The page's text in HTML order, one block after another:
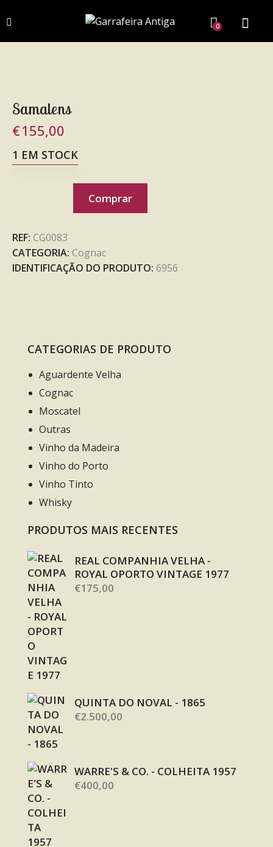
0
Samalens
€155,00
1 EM STOCK
Comprar
REF: CG0083
CATEGORIA: Cognac
IDENTIFICAÇÃO DO PRODUTO: 6956
CATEGORIAS DE PRODUTO
Aguardente Velha
Cognac
Moscatel
Outras
Vinho da Madeira
Vinho do Porto
Vinho Tinto
Whisky
PRODUTOS MAIS RECENTES
REAL COMPANHIA VELHA -
ROYAL OPORTO VINTAGE 1977
€175,00
QUINTA DO NOVAL - 1865
€2.500,00
WARRE'S & CO. - COLHEITA 1957
€400,00